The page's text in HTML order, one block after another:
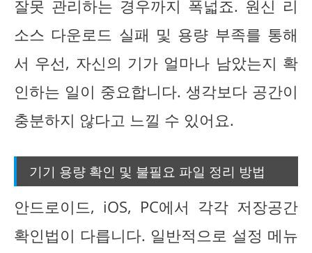
잘못 관리하는 경우까지 폭넓죠. 원신 리
소스 다운로드 실패 및 용량 부족를 통해
서 우선, 자신의 기가 얼마나 남았는지 확
인하는 일이 중요합니다. 생각보다 공간이
충분하지 않다고 느낄 수 있어요.
기기 용량 확인 및 불필요 파일 정리 방법
안드로이드, iOS, PC에서 각각 저장공간
확인법이 다릅니다. 일반적으로 설정 메뉴